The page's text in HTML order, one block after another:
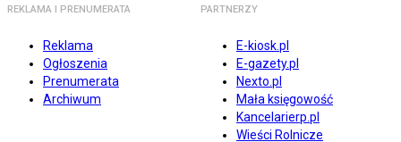
REKLAMA I PRENUMERATA
Reklama
Ogłoszenia
Prenumerata
Archiwum
PARTNERZY
E-kiosk.pl
E-gazety.pl
Nexto.pl
Mała księgowość
Kancelarierp.pl
Wieści Rolnicze